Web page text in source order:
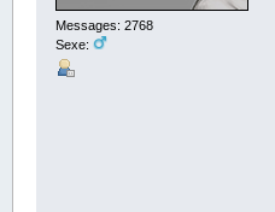
Messages: 2768
Sexe: